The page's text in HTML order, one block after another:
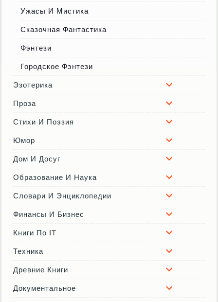
Ужасы И Мистика
Сказочная Фантастика
Фэнтези
Городское Фэнтези
Эзотерика
Проза
Стихи И Поэзия
Юмор
Дом И Досуг
Образование И Наука
Словари И Энциклопедии
Финансы И Бизнес
Книги По IT
Техника
Древние Книги
Документальное